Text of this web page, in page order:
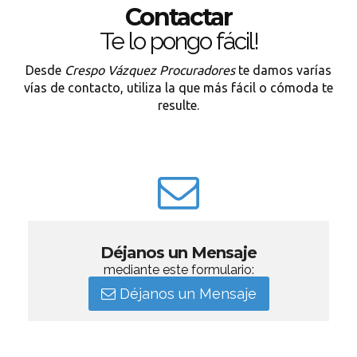
Contactar
Te lo pongo fácil!
Desde Crespo Vázquez Procuradoreste damos varías
vías de contacto, utiliza la que más fácil o cómoda te
resulte.
Déjanos un Mensaje
mediante este formulario:
Déjanos un Mensaje